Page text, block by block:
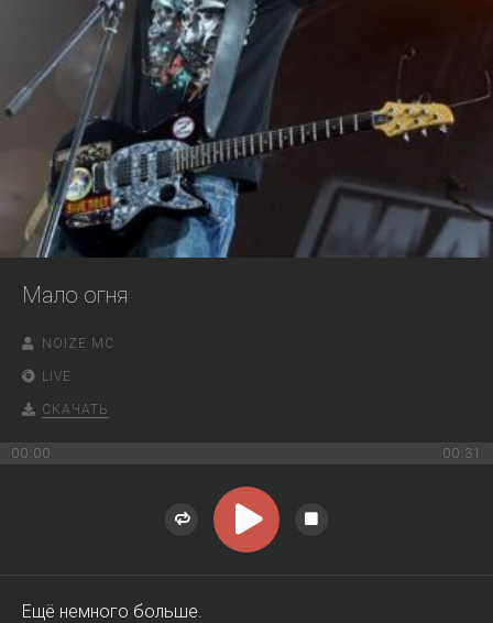
Мало огня
NOIZE MC
LIVE
СКАЧАТЬ
00:00 00:31
Ещё немного больше.